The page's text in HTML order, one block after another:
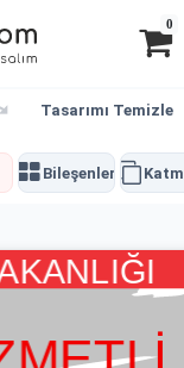
0
Tasarımı Temizle
Bileşenler